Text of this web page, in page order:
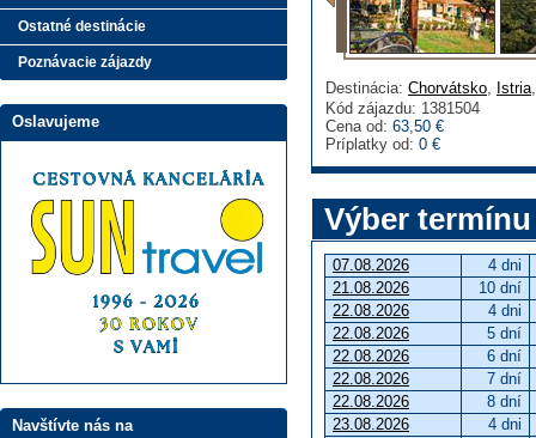
Destinácia: Chorvátsko, Istria
Kód zájazdu: 1381504
Cena od: 63,50 €
Príplatky od: 0 €
Výber termínu
07.08.2026
4 dni
21.08.2026
10 dní
22.08.2026
4 dni
22.08.2026
5 dní
22.08.2026
6 dní
22.08.2026
7 dní
22.08.2026
8 dní
23.08.2026
4 dni
Ostatné destinácie
Poznávacie zájazdy
Oslavujeme
Navštívte nás na